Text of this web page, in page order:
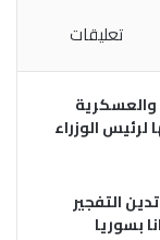
تعليقات
والعسكرية
الوزراء
التفجير
بسوريا